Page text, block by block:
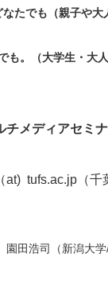
でも（親子や大
。（大学生・大人
メディアセミナ
tufs.ac.jp（千
田浩司（新潟大